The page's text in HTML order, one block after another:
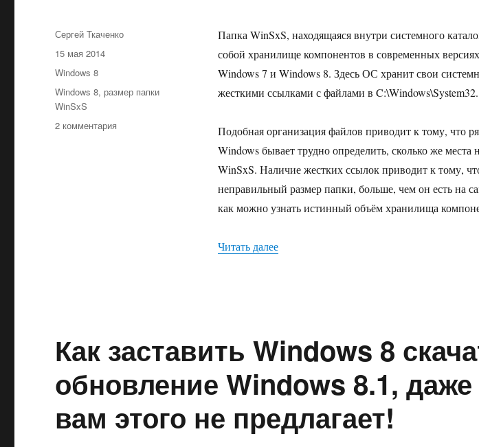
Папка WinSxS, находящаяся внутри системного
собой хранилище компонентов в современных
Windows 7 и Windows 8. Здесь ОС хранит свои
жесткими ссылками с файлами в C:\Windows\System32.
Подобная организация файлов приводит к тому, что
Windows бывает трудно определить, сколько же места
WinSxS. Наличие жестких ссылок приводит к тому,
неправильный размер папки, больше, чем он есть на
как можно узнать истинный объём хранилища
Читать далее«Как узнать размер папки WinSxS в
Автор
Сергей Ткаченко
Опубликовано
15 мая 2014
Рубрики
Windows 8
Метки
Windows 8, размер папки
WinSxS
2 комментария
Как заставить Windows 8
обновление Windows 8.1,
вам этого не предлагает!